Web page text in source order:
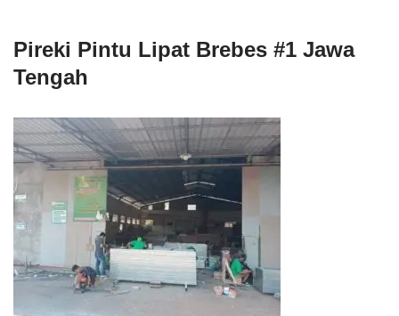
Pireki Pintu Lipat Brebes #1 Jawa
Tengah